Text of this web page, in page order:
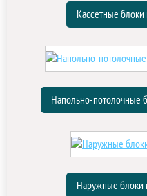
Кассетные блоки
Напольно-потолочные
Наружные блоки